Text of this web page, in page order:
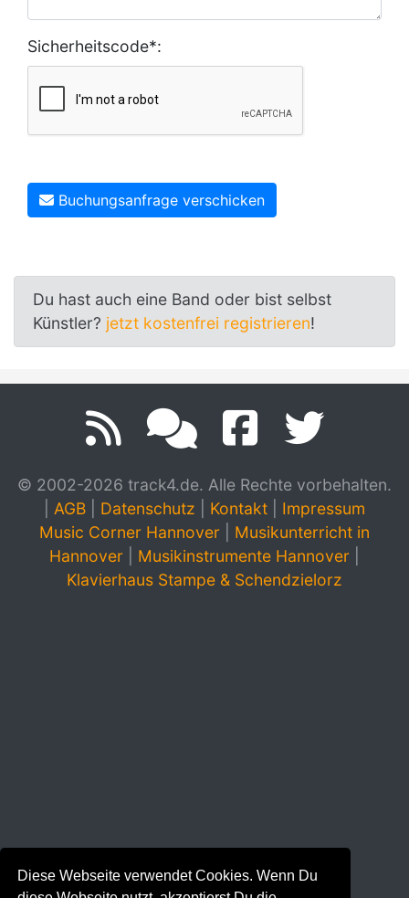
Diese Webseite verwendet Cookies. Wenn Du
Sicherheitscode*:
Buchungsanfrage verschicken
Du hast auch eine Band oder bist selbst
Künstler? jetzt kostenfrei registrieren!
© 2002-2026 track4.de. Alle Rechte vorbehalten.
AGB Datenschutz Kontakt
Impressum
Music Corner Hannover
Musikunterricht in
Hannover
Musikinstrumente Hannover
Klavierhaus Stampe & Schendzielorz